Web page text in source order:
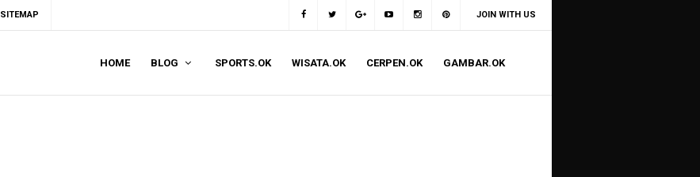
SITEMAP JOIN WITH US
HOME BLOG SPORTS.OK WISATA.OK CERPEN.OK GAMBAR.OK